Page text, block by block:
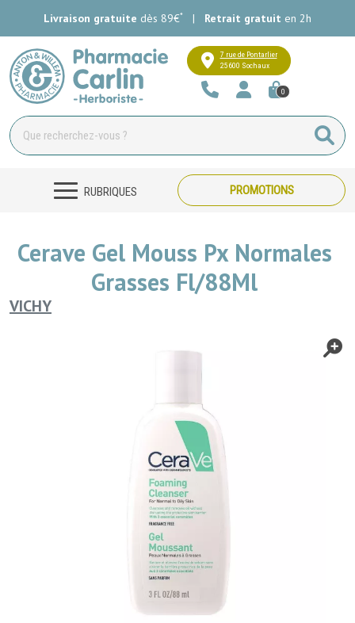
Livraison gratuite dès 89€* | Retrait gratuit en 2h
Pharmacie Carlin Votre
7 rue de Pontarlier
25600 Sochaux
0
RUBRIQUES PROMOTIONS
Cerave Gel Mouss Px Normales
Grasses Fl/88Ml
VICHY